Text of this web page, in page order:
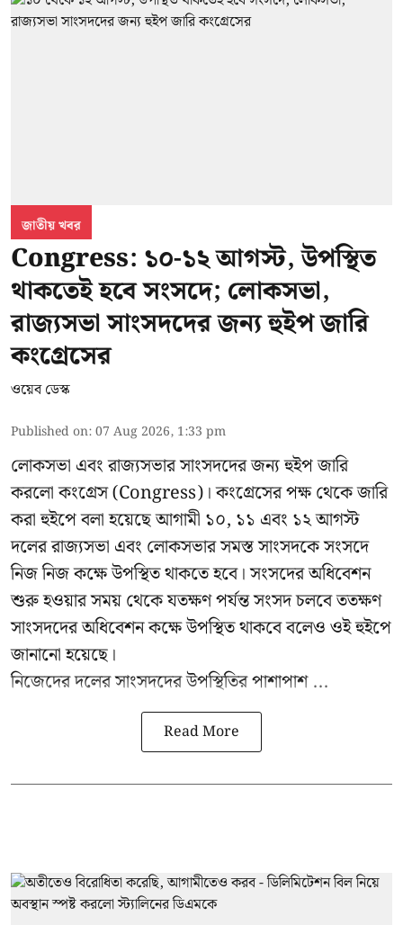
জাতীয় খবর
Congress: ১০-১২ আগস্ট, উপস্থিত
থাকতেই হবে সংসদে; লোকসভা,
রাজ্যসভা সাংসদদের জন্য হুইপ জারি
কংগ্রেসের
ওয়েব ডেস্ক
Published on:07 Aug 2026, 1:33 pm
লোকসভা এবং রাজ্যসভার সাংসদদের জন্য হুইপ জারি
করলো কংগ্রেস (Congress)। কংগ্রেসের পক্ষ থেকে জারি
করা হুইপে বলা হয়েছে আগামী ১০, ১১ এবং ১২ আগস্ট
দলের রাজ্যসভা এবং লোকসভার সমস্ত সাংসদকে সংসদে
নিজ নিজ কক্ষে উপস্থিত থাকতে হবে। সংসদের অধিবেশন
শুরু হওয়ার সময় থেকে যতক্ষণ পর্যন্ত সংসদ চলবে ততক্ষণ
সাংসদদের অধিবেশন কক্ষে উপস্থিত থাকবে বলেও ওই হুইপে
জানানো হয়েছে।
নিজেদের দলের সাংসদদের উপস্থিতির পাশাপাশ ...
Read More